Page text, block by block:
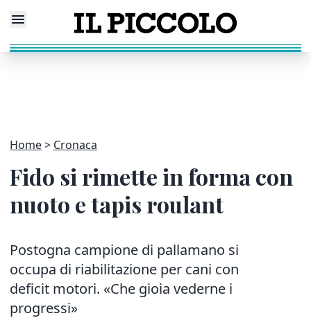
Home Cronaca
Fido si rimette in forma con
nuoto e tapis roulant
Postogna campione di pallamano si
occupa di riabilitazione per cani con
deficit motori. «Che gioia vederne i
progressi»